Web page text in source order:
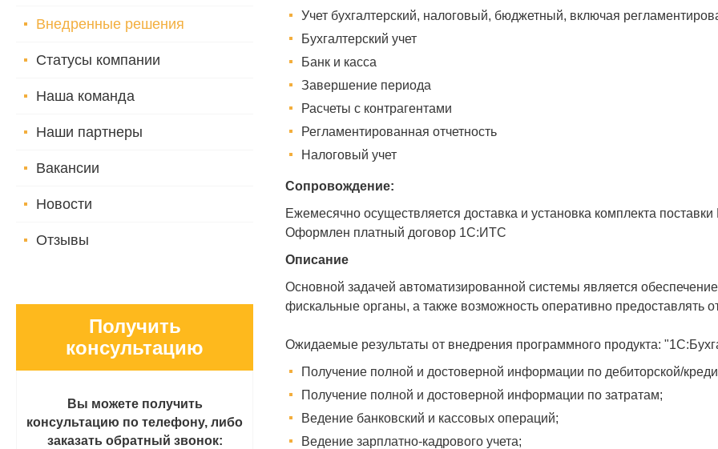
Внедренные решения
Статусы компании
Наша команда
Наши партнеры
Вакансии
Новости
Отзывы
Получить
консультацию
Вы можете получить
консультацию по телефону, либо
заказать обратный звонок:
Учет бухгалтерский, налоговый, бюджетный, включая
Бухгалтерский учет
Банк и касса
Завершение периода
Расчеты с контрагентами
Регламентированная отчетность
Налоговый учет
Сопровождение:
Ежемесячно осуществляется доставка и установка комплекта
Оформлен платный договор 1С:ИТС
Описание
Основной задачей автоматизированной системы является
фискальные органы, а также возможность оперативно предоставлять
Ожидаемые результаты от внедрения программного продукта:
Получение полной и достоверной информации по дебиторской/
Получение полной и достоверной информации по затратам;
Ведение банковский и кассовых операций;
Ведение зарплатно-кадрового учета;